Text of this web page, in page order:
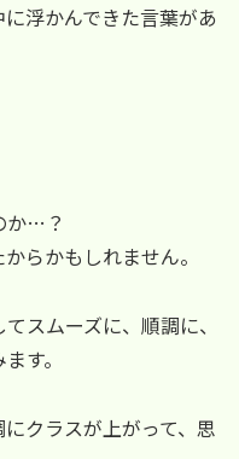
浮かんできた言葉があ
か…？
らかもしれません。
スムーズに、順調に、
す。
クラスが上がって、思